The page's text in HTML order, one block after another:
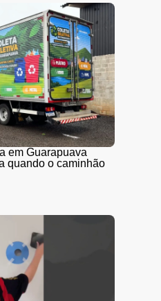
em Guarapuava
quando o caminhão